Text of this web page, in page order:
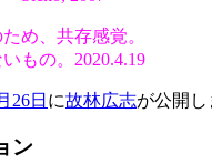
め、共存感覚。
もの。2020.4.19
26日 に故林広志が公開し
ン